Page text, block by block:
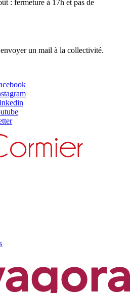
: fermeture à 17h et pas de
un mail à la collectivité.